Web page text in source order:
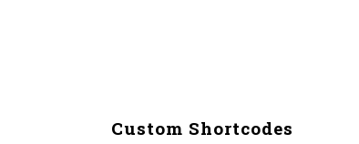
Custom Shortcodes